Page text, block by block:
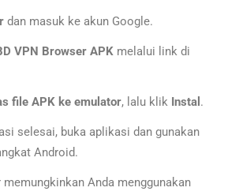
dan masuk ke akun Google.
VPN Browser APK melalui link di
file APK ke emulator, lalu klik Instal .
selesai, buka aplikasi dan gunakan
Android.
memungkinkan Anda menggunakan